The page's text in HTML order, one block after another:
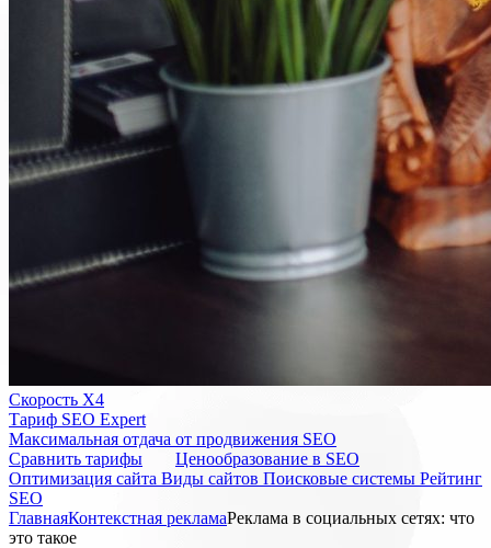
Скорость Х4
Тариф SEO Expert
Максимальная отдача от продвижения SEO
Cравнить тарифы
Ценообразование в SEO
Оптимизация сайта Виды сайтов Поисковые системы Рейтинг
SEO
ГлавнаяКонтекстная рекламаРеклама в социальных сетях: что
это такое